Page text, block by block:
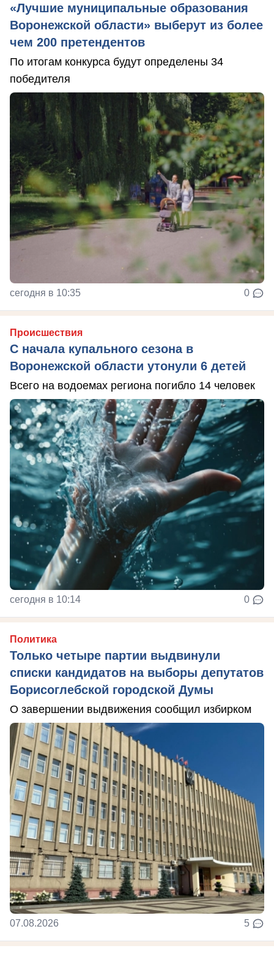
«Лучшие муниципальные образования
Воронежской области» выберут из более
чем 200 претендентов
По итогам конкурса будут определены 34
победителя
сегодня в 10:35 0
Происшествия
С начала купального сезона в
Воронежской области утонули 6 детей
Всего на водоемах региона погибло 14 человек
сегодня в 10:14 0
Политика
Только четыре партии выдвинули
списки кандидатов на выборы депутатов
Борисоглебской городской Думы
О завершении выдвижения сообщил избирком
07.08.2026 5